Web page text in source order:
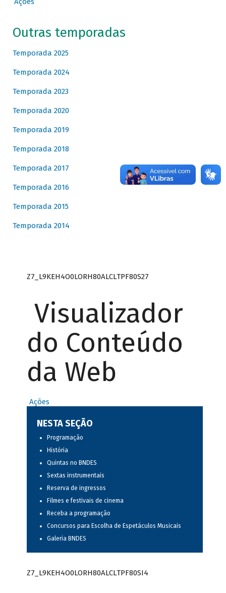
Outras temporadas
Temporada 2025
Temporada 2024
Temporada 2023
Temporada 2020
Temporada 2019
Temporada 2018
Temporada 2017
Temporada 2016
Temporada 2015
Temporada 2014
Z7_L9KEH4O0LORH80ALCLTPF80S27
Visualizador
do Conteúdo
da Web
Ações
NESTA SEÇÃO
Programação
História
Quintas no BNDES
Sextas instrumentais
Reserva de ingressos
Filmes e festivais de cinema
Receba a programação
Concursos para Escolha de Espetáculos Musicais
Galeria BNDES
Z7_L9KEH4O0LORH80ALCLTPF80SI4